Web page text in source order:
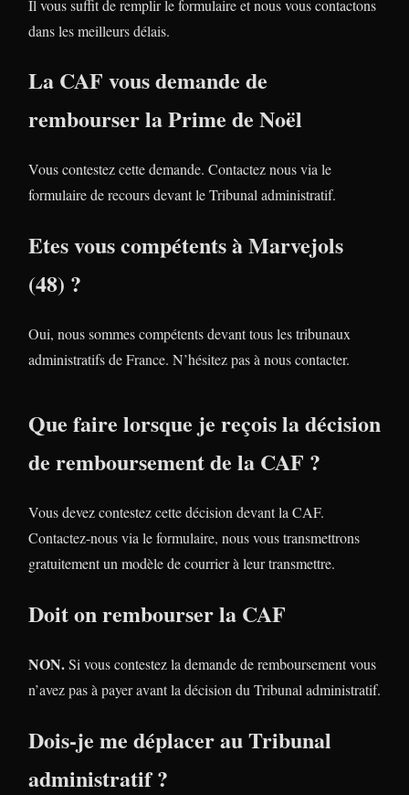
Il vous suffit de remplir le formulaire et nous vous contactons
dans les meilleurs délais.
La CAF vous demande de
rembourser la Prime de Noël
Vous contestez cette demande. Contactez nous via le
formulaire de recours devant le Tribunal administratif.
Etes vous compétents à Marvejols
(48) ?
Oui, nous sommes compétents devant tous les tribunaux
administratifs de France. N’hésitez pas à nous contacter.
Que faire lorsque je reçois la décision
de remboursement de la CAF ?
Vous devez contestez cette décision devant la CAF.
Contactez-nous via le formulaire, nous vous transmettrons
gratuitement un modèle de courrier à leur transmettre.
Doit on rembourser la CAF
NON.Si vous contestez la demande de remboursement vous
n’avez pas à payer avant la décision du Tribunal administratif.
Dois-je me déplacer au Tribunal
administratif ?